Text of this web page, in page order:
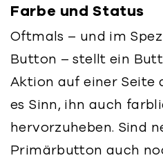
Farbe und Status
Oftmals – und im
Button – stellt ein
Aktion auf einer Seite
es Sinn, ihn auch
hervorzuheben. Sind
Primärbutton auch